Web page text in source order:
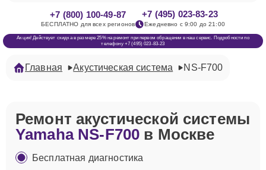
+7 (800) 100-49-87
БЕСПЛАТНО для всех регионов
+7 (495) 023-83-23
Ежедневно с 9:00 до 21:00
Акция! Действует скидка в размере 25% на ремонт при первом обращении в наш сервис. Подробности по
телефону +7 (495) 023-83-23
Главная Акустическая система NS-F700
Ремонт акустической системы
Yamaha NS-F700 в Москве
Бесплатная диагностика